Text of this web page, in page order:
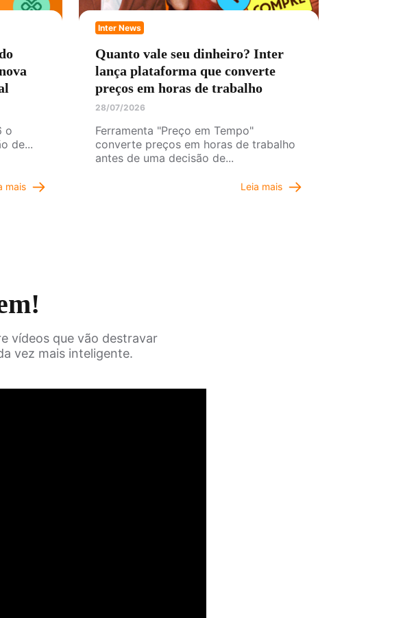
o
de...
mais
Inter News
Quanto vale seu dinheiro? Inter
lança plataforma que converte
preços em horas de trabalho
28/07/2026
Ferramenta "Preço em Tempo"
converte preços em horas de trabalho
antes de uma decisão de...
Leia mais
vídeos que vão destravar
vez mais inteligente.